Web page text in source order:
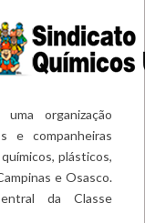
organização
e companheiras
plásticos,
e Osasco.
da Classe